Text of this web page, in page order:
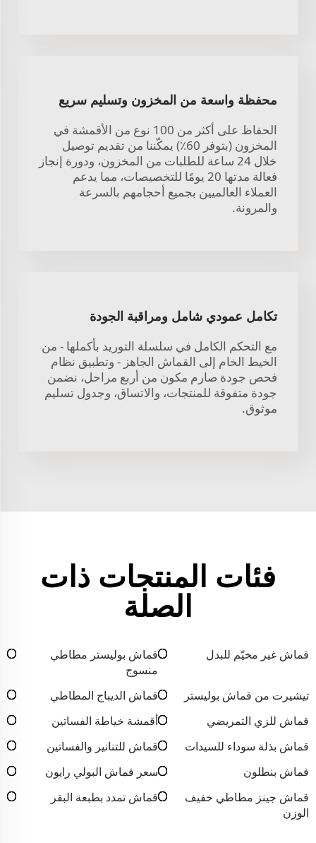
محفظة واسعة من المخزون وتسليم سريع
الحفاظ على أكثر من 100 نوع من الأقمشة في
المخزون (بتوفر 60٪) يمكّننا من تقديم توصيل
خلال 24 ساعة للطلبات من المخزون، ودورة إنجاز
فعالة مدتها 20 يومًا للتخصيصات، مما يدعم
العملاء العالميين بجميع أحجامهم بالسرعة
والمرونة.
تكامل عمودي شامل ومراقبة الجودة
مع التحكم الكامل في سلسلة التوريد بأكملها - من
الخيط الخام إلى القماش الجاهز - وتطبيق نظام
فحص جودة صارم مكون من أربع مراحل، نضمن
جودة متفوقة للمنتجات، والاتساق، وجدول تسليم
موثوق.
فئات المنتجات ذات
الصلة
قماش غير مخيّم للبدل
قماش بوليستر مطاطي
منسوج
تيشيرت من قماش بوليستر
قماش الديباج المطاطي
قماش للزي التمريضي
أقمشة خياطة الفساتين
قماش بذلة سوداء للسيدات
قماش للتنانير والفساتين
قماش بنطلون
سعر قماش البولي رايون
قماش جينز مطاطي خفيف
الوزن
قماش تمدد بطبعة البقر